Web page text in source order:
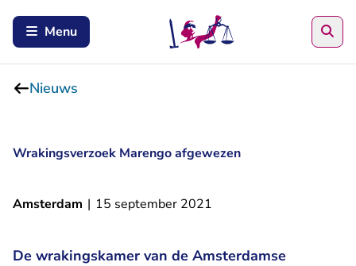
Menu
Nieuws
Wrakingsverzoek Marengo afgewezen
Amsterdam | 15 september 2021
De wrakingskamer van de Amsterdamse